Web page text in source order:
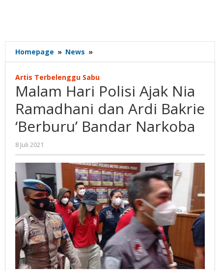
Homepage » News »
Hari
Ajak
Nia
Ramadhani
dan
Ardi
Bakrie
Bandar
Narkoba
Artis Terbelenggu Sabu
Malam Hari Polisi Ajak Nia
Ramadhani dan Ardi Bakrie
‘Berburu’ Bandar Narkoba
8 Juli 2021
Gatot
Susanto